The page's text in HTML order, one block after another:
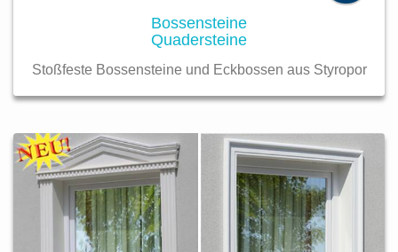
Bossensteine
Quadersteine
Stoßfeste Bossensteine und Eckbossen aus Styropor